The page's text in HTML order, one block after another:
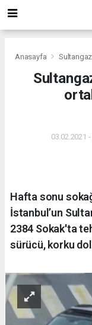
Anasayfa
03.02.2021
Hafta sonu
İstanbul’un
2384 Sokak'ta
sürücü, korku